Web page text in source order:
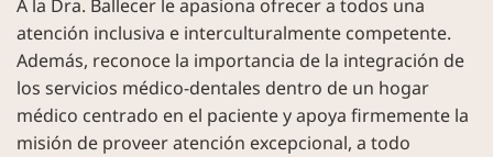
A la Dra. Ballecer le apasiona ofrecer a todos una
atención inclusiva e interculturalmente competente.
Además, reconoce la importancia de la integración de
los servicios médico-dentales dentro de un hogar
médico centrado en el paciente y apoya firmemente la
misión de proveer atención excepcional, a todo